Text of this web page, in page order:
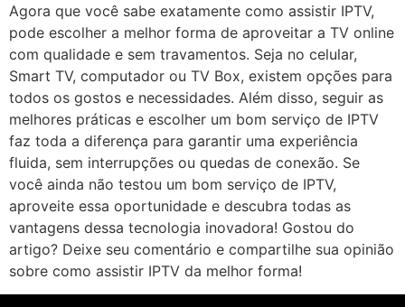
Agora que você sabe exatamente como assistir IPTV,
pode escolher a melhor forma de aproveitar a TV online
com qualidade e sem travamentos. Seja no celular,
Smart TV, computador ou TV Box, existem opções para
todos os gostos e necessidades. Além disso, seguir as
melhores práticas e escolher um bom serviço de IPTV
faz toda a diferença para garantir uma experiência
fluida, sem interrupções ou quedas de conexão. Se
você ainda não testou um bom serviço de IPTV,
aproveite essa oportunidade e descubra todas as
vantagens dessa tecnologia inovadora! Gostou do
artigo? Deixe seu comentário e compartilhe sua opinião
sobre como assistir IPTV da melhor forma!